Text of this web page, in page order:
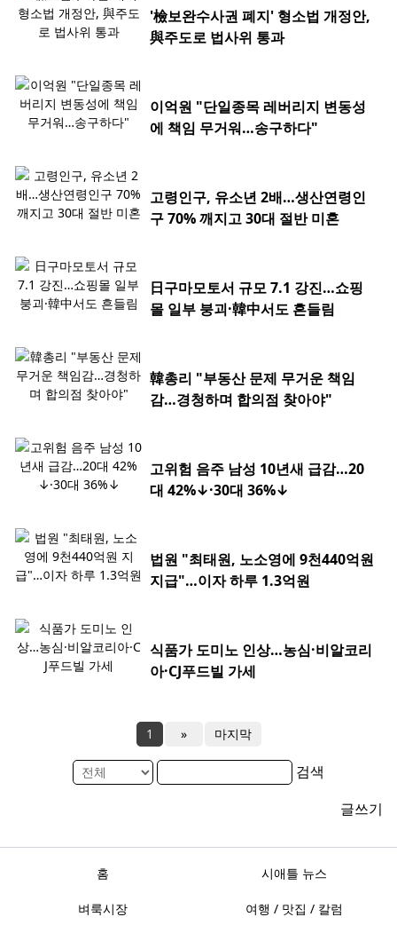
'檢보완수사권 폐지' 형소법 개정안,
與주도로 법사위 통과
이억원 "단일종목 레버리지 변동성
에 책임 무거워…송구하다"
고령인구, 유소년 2배…생산연령인
구 70% 깨지고 30대 절반 미혼
日구마모토서 규모 7.1 강진…쇼핑
몰 일부 붕괴·韓中서도 흔들림
韓총리 "부동산 문제 무거운 책임
감…경청하며 합의점 찾아야"
고위험 음주 남성 10년새 급감…20
대 42%↓·30대 36%↓
법원 "최태원, 노소영에 9천440억원
지급"…이자 하루 1.3억원
식품가 도미노 인상…농심·비알코리
아·CJ푸드빌 가세
1 » 마지막
검색
글쓰기
홈 시애틀 뉴스
벼룩시장 여행 / 맛집 / 칼럼